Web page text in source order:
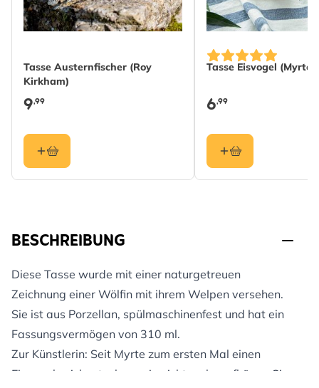
Tasse Austernfischer (Roy
Kirkham)
9,99
Tasse Eisvogel (Myrte)
6,99
BESCHREIBUNG
Diese Tasse wurde mit einer naturgetreuen
Zeichnung einer Wölfin mit ihrem Welpen versehen.
Sie ist aus Porzellan, spülmaschinenfest und hat ein
Fassungsvermögen von 310 ml.
Zur Künstlerin: Seit Myrte zum ersten Mal einen
Eisvogel zeichnete, kann sie nicht mehr aufhören. Sie